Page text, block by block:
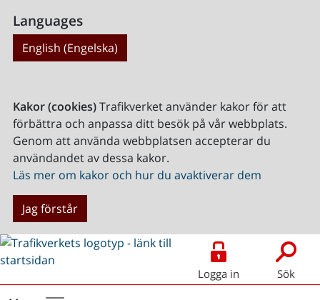
Languages
English (Engelska)
Kakor (cookies)Trafikverket använder kakor för att
förbättra och anpassa ditt besök på vår webbplats.
Genom att använda webbplatsen accepterar du
användandet av dessa kakor.
Läs mer om kakor och hur du avaktiverar dem
Jag förstår
Logga in Sök